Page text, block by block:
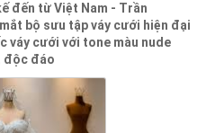
đến từ Việt Nam - Trần
bộ sưu tập váy cưới hiện đại
váy cưới với tone màu nude
độc đáo